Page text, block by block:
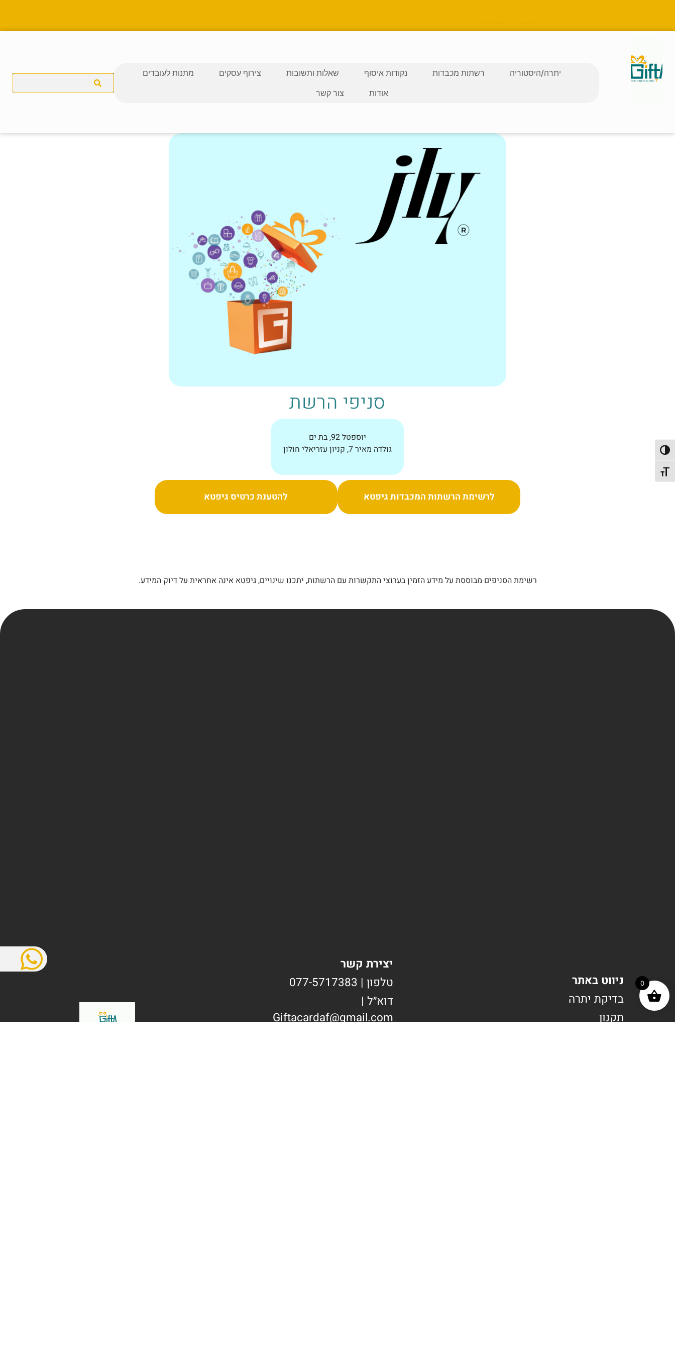
הפעל/כבה ניגודיות גבוהה
מתג גודל גופן
יתרה/היסטוריה רשתות מכבדות נקודות איסוף שאלות ותשובות צירוף עסקים
מתנות לעובדים
אודות
צור קשר
סניפי הרשת
יוספטל 92, בת ים
גולדה מאיר 7, קניון עזריאלי חולון
לרשימת הרשתות המכבדות גיפטא להטענת כרטיס גיפטא
רשימת הסניפים מבוססת על מידע הזמין בערוצי התקשרות עם הרשתות, יתכנו שינויים, גיפטא אינה אחראית על דיוק המידע.
ניווט באתר
בדיקת יתרה
תקנון
יצירת קשר
טלפון | 077-5717383
דוא״ל |
Giftacardaf@gmail.com
0